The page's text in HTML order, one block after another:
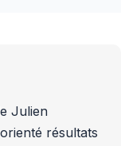
Julien
résultats